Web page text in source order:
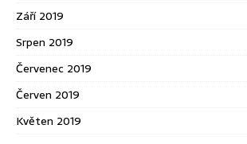
Září 2019
Srpen 2019
Červenec 2019
Červen 2019
Květen 2019